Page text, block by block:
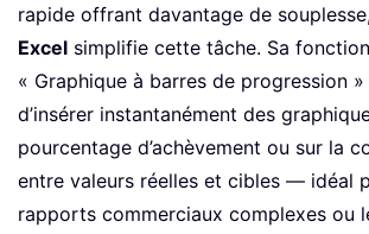
rapide offrant davantage de
Excel simplifie cette tâche. Sa
« Graphique à barres de progression
d’insérer instantanément des
pourcentage d’achèvement ou sur la
entre valeurs réelles et cibles — idéal
rapports commerciaux complexes ou